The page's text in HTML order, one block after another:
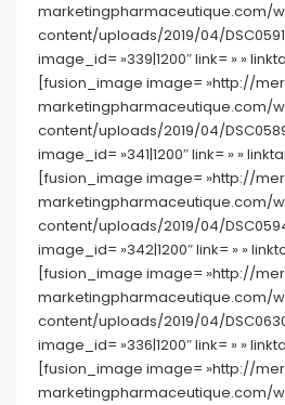
marketingpharmaceutique.com/
content/uploads/2019/04/
image_id= »339|1200″ link= » »
[fusion_image image= »http://
marketingpharmaceutique.com/
content/uploads/2019/04/
image_id= »341|1200″ link= » »
[fusion_image image= »http://
marketingpharmaceutique.com/
content/uploads/2019/04/
image_id= »342|1200″ link= » »
[fusion_image image= »http://
marketingpharmaceutique.com/
content/uploads/2019/04/
image_id= »336|1200″ link= » »
[fusion_image image= »http://
marketingpharmaceutique.com/